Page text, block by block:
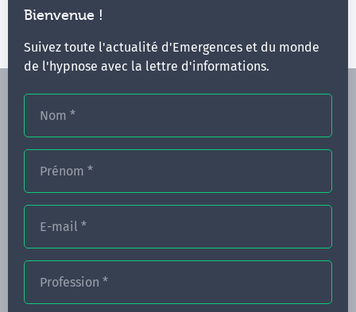
Bienvenue !
Suivez toute l'actualité d'Emergences et du monde
de l'hypnose avec la lettre d'informations.
Nom *
Prénom *
E-mail *
Profession *
CONGRÈS
ACTUALITÉS